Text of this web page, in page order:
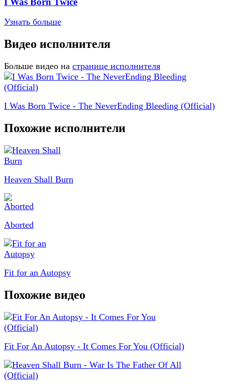
Узнать больше
Видео исполнителя
Больше видео на странице исполнителя
I Was Born Twice - The NeverEnding Bleeding (Official)
Похожие исполнители
Heaven Shall Burn
Aborted
Fit for an Autopsy
Похожие видео
Fit For An Autopsy - It Comes For You (Official)